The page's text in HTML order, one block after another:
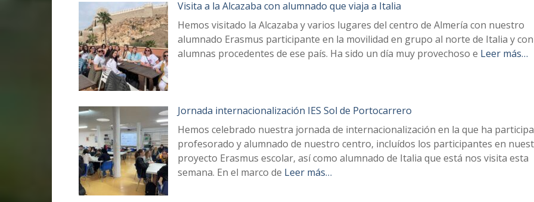
Visita a la Alcazaba con alumnado que viaja a Italia
Hemos visitado la Alcazaba y varios lugares del centro de Almería con nuestro
alumnado Erasmus participante en la movilidad en grupo al norte de Italia y
alumnas procedentes de ese país. Ha sido un día muy provechoso e Leer más…
Jornada internacionalización IES Sol de Portocarrero
Hemos celebrado nuestra jornada de internacionalización en la que ha
profesorado y alumnado de nuestro centro, incluídos los participantes en
proyecto Erasmus escolar, así como alumnado de Italia que está nos visita esta
semana. En el marco de Leer más…